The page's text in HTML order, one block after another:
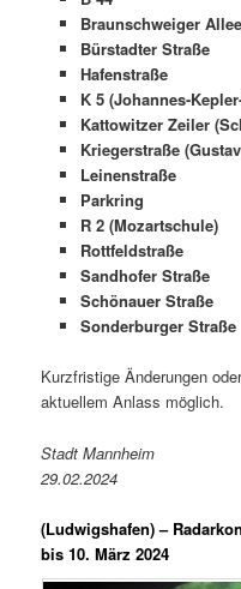
Braunschweiger Allee
Bürstadter Straße
Hafenstraße
K 5 (Johannes-
Kattowitzer Zeiler
Kriegerstraße
Leinenstraße
Parkring
R 2 (Mozartschule)
Rottfeldstraße
Sandhofer Straße
Schönauer Straße
Sonderburger Straße
Kurzfristige Änderungen
aktuellem Anlass möglich.
Stadt Mannheim
29.02.2024
(Ludwigshafen) –
bis 10. März 2024